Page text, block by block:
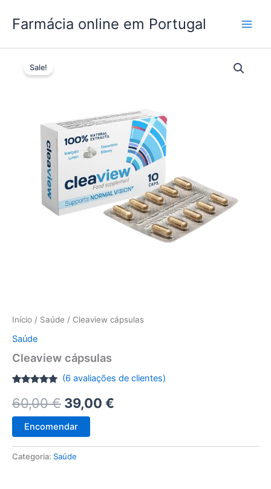
Farmácia online em Portugal
Sale!
Início / Saúde / Cleaview cápsulas
Saúde
Cleaview cápsulas
com 5.00
em 5 com
base em
classificações
de clientes
(6 avaliações de clientes)
60,00€ O
preço
original
39,00 €
atual
Encomendar
Categoria: Saúde